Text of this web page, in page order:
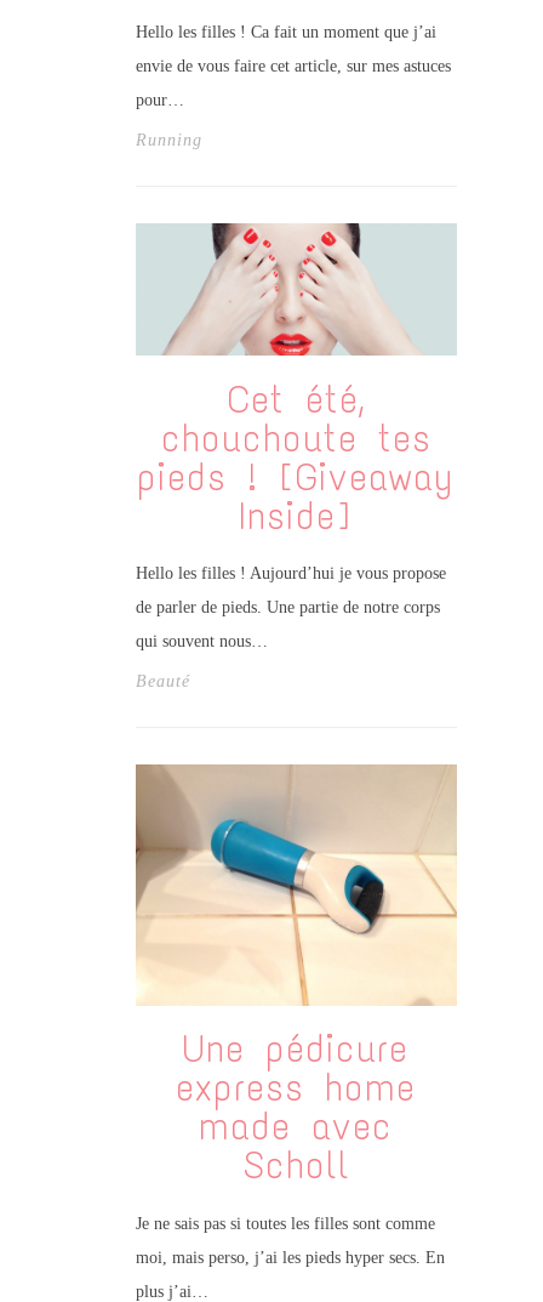
Hello les filles ! Ca fait un moment que j’ai
envie de vous faire cet article, sur mes astuces
pour…
Running
Cet été,
chouchoute tes
pieds ! [Giveaway
Inside]
Hello les filles ! Aujourd’hui je vous propose
de parler de pieds. Une partie de notre corps
qui souvent nous…
Beauté
Une pédicure
express home
made avec
Scholl
Je ne sais pas si toutes les filles sont comme
moi, mais perso, j’ai les pieds hyper secs. En
plus j’ai…